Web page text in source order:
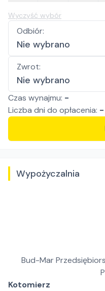
Wyczyść wybór
Odbiór:
Nie wybrano
Zwrot:
Nie wybrano
Czas wynajmu: -
Liczba dni do opłacenia: -
Wypożyczalnia
Bud-Mar
Kotomierz